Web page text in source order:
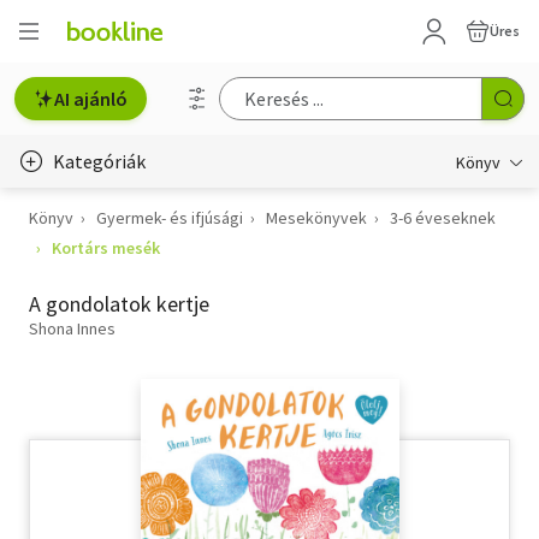
Üres
AI ajánló
Kategóriák Könyv
Életmód, egészség
Gyermek- és ifjúsági
Könyv Gyermek- és ifjúsági Mesekönyvek
3-6 éveseknek
Kortárs mesék
A gondolatok kertje
Shona Innes